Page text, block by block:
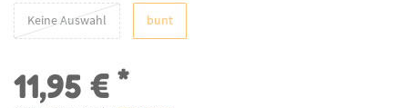
Keine Auswahl bunt
11,95 € *